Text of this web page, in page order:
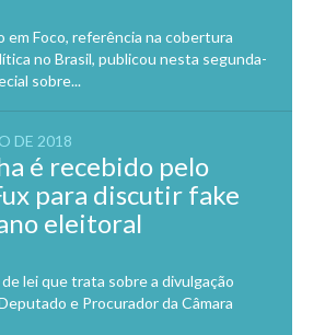
em Foco, referência na cobertura
no Brasil, publicou nesta segunda-
sobre...
DE 2018
é recebido pelo
para discutir fake
eleitoral
lei que trata sobre a divulgação
e Procurador da Câmara